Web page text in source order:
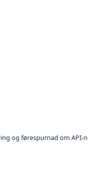
og førespurnad om